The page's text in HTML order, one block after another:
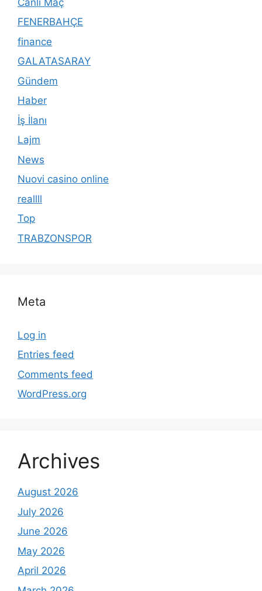
FENERBAHÇE
finance
GALATASARAY
Gündem
Haber
İş İlanı
Lajm
News
Nuovi casino online
reallll
Top
TRABZONSPOR
Meta
Log in
Entries feed
Comments feed
WordPress.org
Archives
August 2026
July 2026
June 2026
May 2026
April 2026